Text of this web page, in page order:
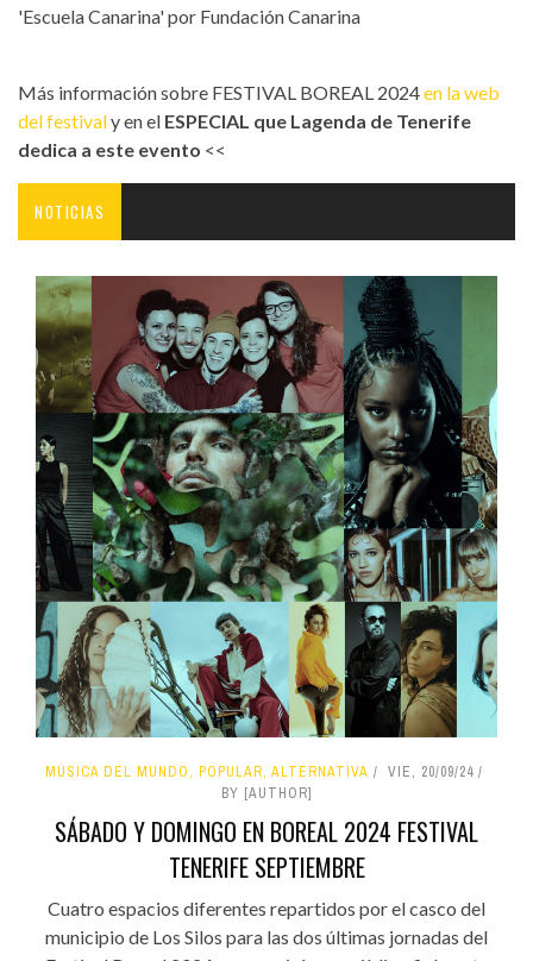
'Escuela Canarina' por Fundación Canarina
Más información sobre FESTIVAL BOREAL 2024en la web
del festivaly en el ESPECIAL que Lagenda de Tenerife
dedica a este evento <<
NOTICIAS
MÚSICA DEL MUNDO, POPULAR, ALTERNATIVA
VIE, 20/09/24
BY [AUTHOR]
SÁBADO Y DOMINGO EN BOREAL 2024 FESTIVAL
TENERIFE SEPTIEMBRE
Cuatro espacios diferentes repartidos por el casco del
municipio de Los Silos para las dos últimas jornadas del